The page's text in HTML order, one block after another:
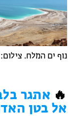
נוף ים המלח.
🔥 אתגר
אל בטן